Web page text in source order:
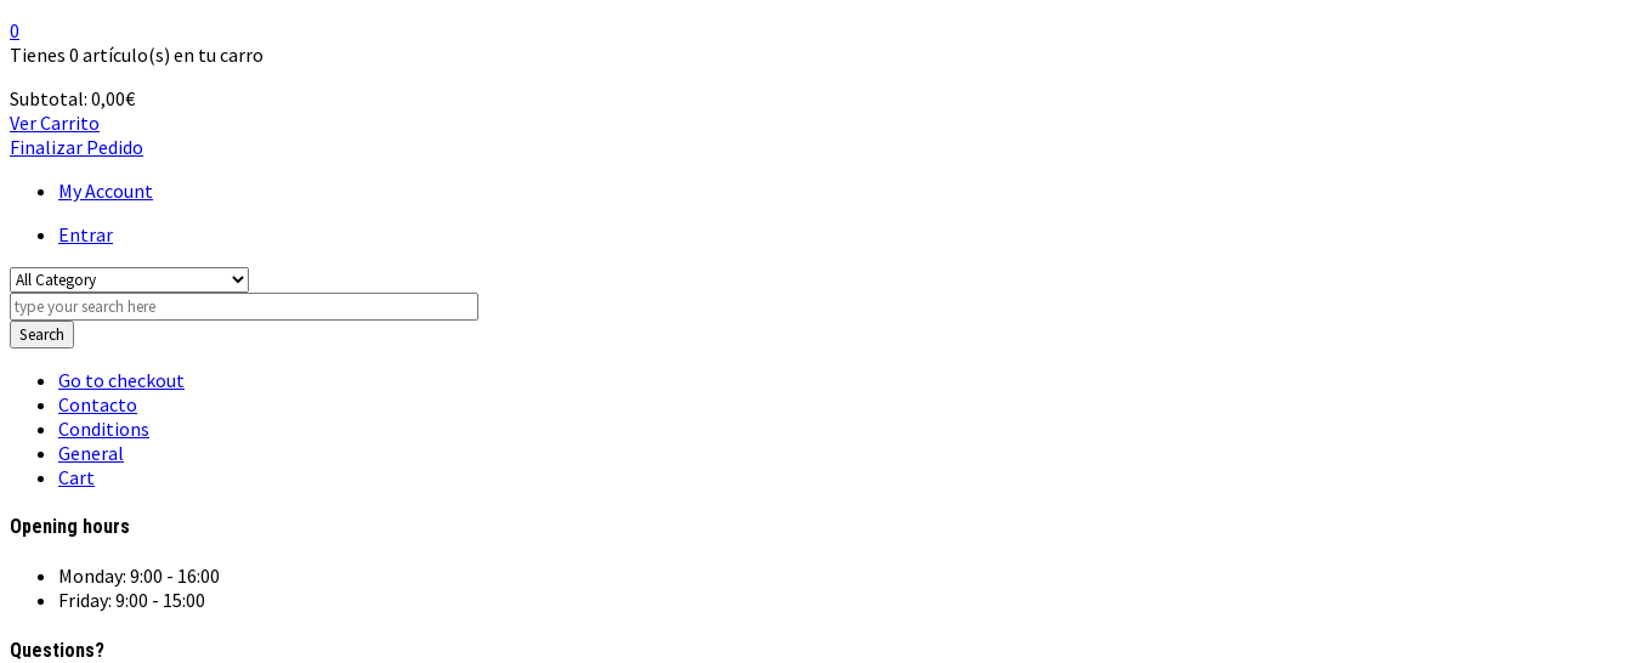
0
Tienes 0 artículo(s) en tu carro
Subtotal: 0,00€
Ver Carrito
Finalizar Pedido
My Account
Entrar
Search
Go to checkout
Contacto
Conditions
General
Cart
Opening hours
Monday: 9:00 - 16:00
Friday: 9:00 - 15:00
Questions?